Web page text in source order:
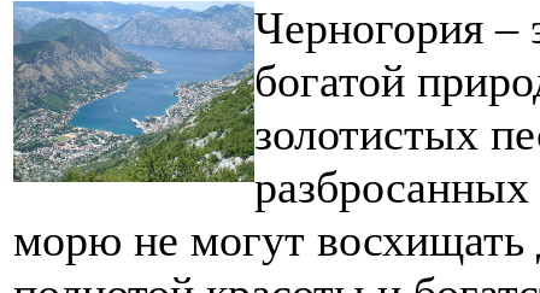
Черногория –
богатой
золотистых
морю не могут